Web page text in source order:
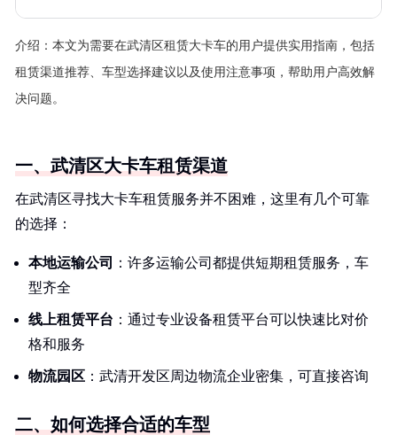
介绍： 本文为需要在武清区租赁大卡车的用户提供实用指南，包括
租赁渠道推荐、车型选择建议以及使用注意事项，帮助用户高效解
决问题。
一、武清区大卡车租赁渠道
在武清区寻找大卡车租赁服务并不困难，这里有几个可靠
的选择：
本地运输公司
：许多运输公司都提供短期租赁服务，车
型齐全
线上租赁平台 ：通过专业设备租赁平台可以快速比对价
格和服务
物流园区 ：武清开发区周边物流企业密集，可直接咨询
二、如何选择合适的车型